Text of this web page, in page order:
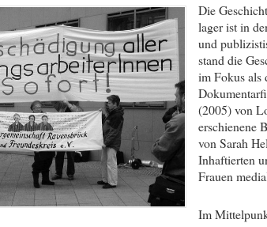
Die
lager ist in
und
stand die
im Fokus als
(2005) von
erschienene
von Sarah
Inhaftierten
Frauen
Im